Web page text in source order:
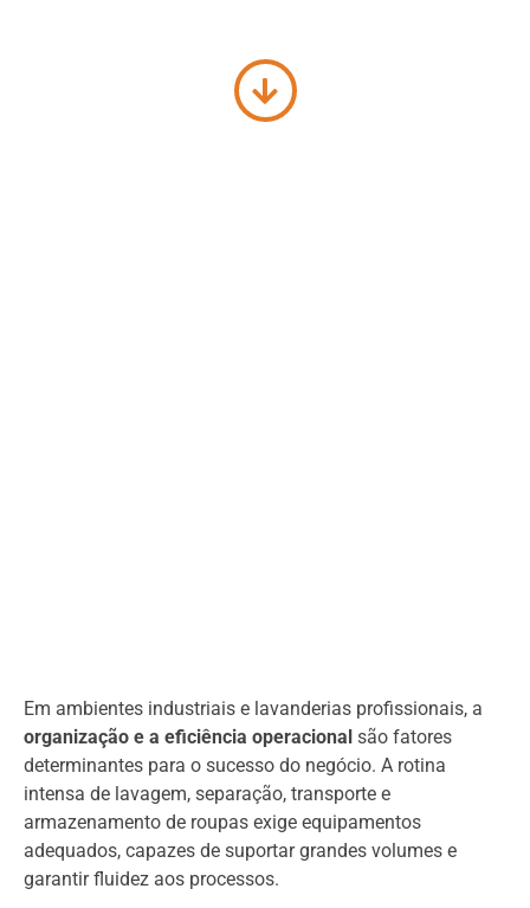
Em ambientes industriais e lavanderias profissionais, a
organização e a eficiência operacional são fatores
determinantes para o sucesso do negócio. A rotina
intensa de lavagem, separação, transporte e
armazenamento de roupas exige equipamentos
adequados, capazes de suportar grandes volumes e
garantir fluidez aos processos.